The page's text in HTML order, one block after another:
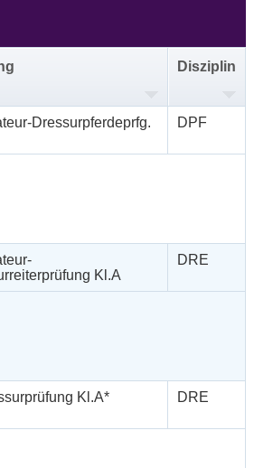
Disziplin
Dressurpferdeprfg.
DPF
Kl.A
DRE
Kl.A* DRE